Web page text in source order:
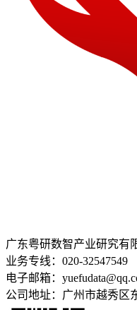
广东粤研数智产业研究有
业务专线：020-32547549
电子邮箱：
公司地址：广州市越秀区